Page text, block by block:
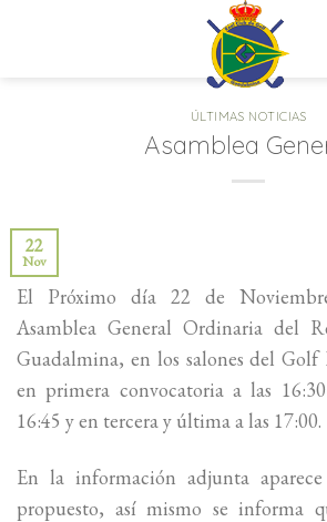
ÚLTIMAS NOTICIAS
Asamblea
22
Nov
El Próximo día 22 de
Asamblea General Ordinaria del
Guadalmina, en los salones del
en primera convocatoria a las
16:45 y en tercera y última a las 17:00.
En la información adjunta
propuesto, así mismo se informa